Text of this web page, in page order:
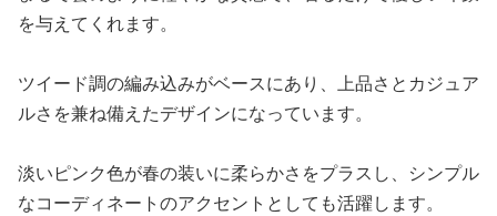
を与えてくれます。
ツイード調の編み込みがベースにあり、上品さとカジュア
ルさを兼ね備えたデザインになっています。
淡いピンク色が春の装いに柔らかさをプラスし、シンプル
なコーディネートのアクセントとしても活躍します。